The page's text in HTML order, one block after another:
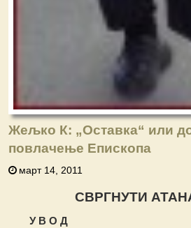
Жељко К: „Оставка“ или
повлачење Епископа
март 14, 2011
СВРГНУТИ
У В О Д